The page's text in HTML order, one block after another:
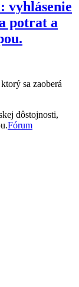
vyhlásenie
potrat a
sa zaoberá
dôstojnosti,
Fórum